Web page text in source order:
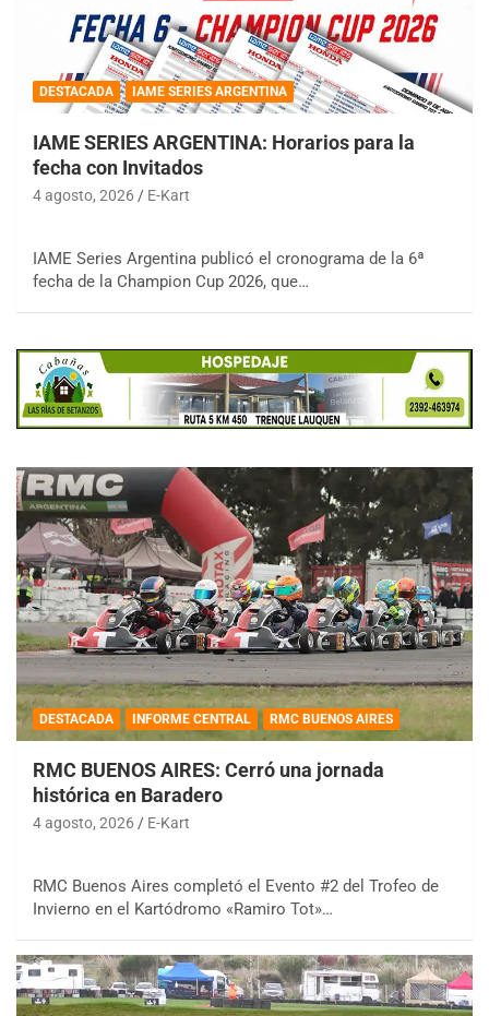
DESTACADA IAME SERIES ARGENTINA
IAME SERIES ARGENTINA: Horarios para la
fecha con Invitados
4 agosto, 2026 E-Kart
IAME Series Argentina publicó el cronograma de la 6ª
fecha de la Champion Cup 2026, que…
DESTACADA INFORME CENTRAL RMC BUENOS AIRES
RMC BUENOS AIRES: Cerró una jornada
histórica en Baradero
4 agosto, 2026 E-Kart
RMC Buenos Aires completó el Evento #2 del Trofeo de
Invierno en el Kartódromo «Ramiro Tot»…